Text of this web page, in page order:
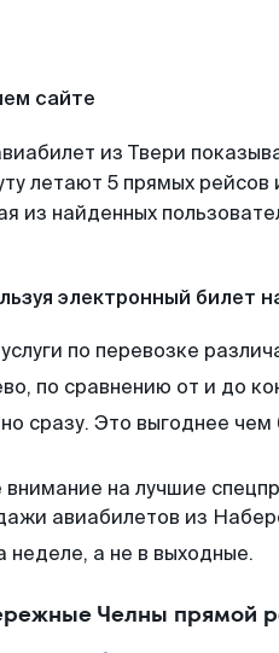
сайте
из Твери
летают 5 прямых рейсов
из найденных
электронный билет
по перевозке
по сравнению от и до
сразу. Это выгоднее
на лучшие
авиабилетов из
неделе, а не в выходные.
Челны прямой